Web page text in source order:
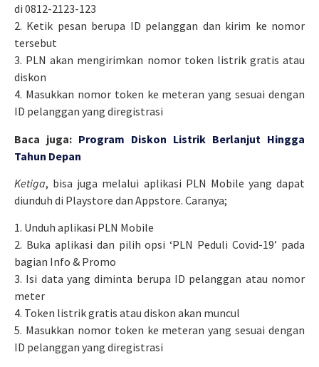
di 0812-2123-123
2. Ketik pesan berupa ID pelanggan dan kirim ke nomor
tersebut
3. PLN akan mengirimkan nomor token listrik gratis atau
diskon
4. Masukkan nomor token ke meteran yang sesuai dengan
ID pelanggan yang diregistrasi
Baca juga: Program Diskon Listrik Berlanjut Hingga
Tahun Depan
Ketiga, bisa juga melalui aplikasi PLN Mobile yang dapat
diunduh di Playstore dan Appstore. Caranya;
1. Unduh aplikasi PLN Mobile
2. Buka aplikasi dan pilih opsi ‘PLN Peduli Covid-19’ pada
bagian Info & Promo
3. Isi data yang diminta berupa ID pelanggan atau nomor
meter
4. Token listrik gratis atau diskon akan muncul
5. Masukkan nomor token ke meteran yang sesuai dengan
ID pelanggan yang diregistrasi